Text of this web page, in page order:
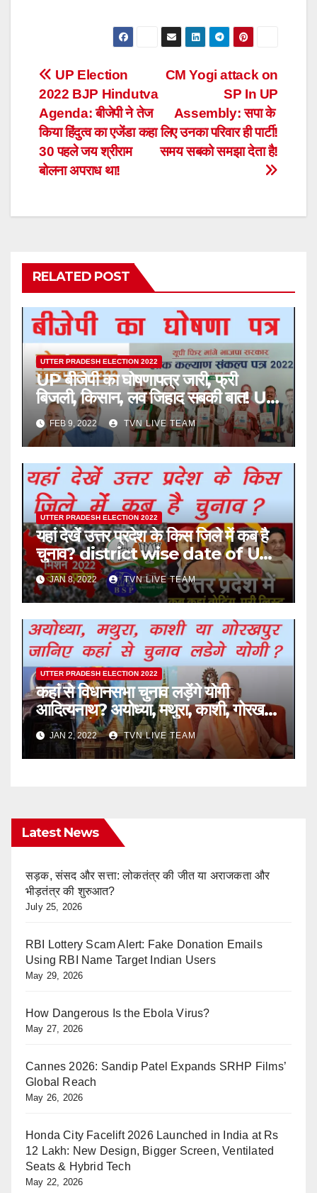
Post
navigation
CM Yogi attack on
SP In UP
Assembly: सपा के ​
लिए उनका परिवार ही पार्टी!
समय सबको समझा देता है!
UP Election
2022 BJP Hindutva
Agenda: बीजेपी ने तेज
किया हिंदुत्व का एजेंडा कहा
30 पहले जय श्रीराम
बोलना अपराध था!
RELATED POST
UTTER PRADESH ELECTION 2022
UP बीजेपी का घोषणापत्र जारी, फ्री
बिजली, किसान, लव जिहाद सबकी बात! UP
Election BJP Manifesto 2022
FEB 9, 2022 TVN LIVE TEAM
UTTER PRADESH ELECTION 2022
यहां देखें उत्तर प्रदेश के किस जिले में कब है
चुनाव? district wise date of UP
Assembly election 2022 in
hindi
JAN 8, 2022 TVN LIVE TEAM
UTTER PRADESH ELECTION 2022
कहां से विधानसभा चुनाव लड़ेंगे योगी
आदित्यनाथ? अयोध्या, मथुरा, काशी, गोरखपुर
या कहीं और?
JAN 2, 2022 TVN LIVE TEAM
Latest News
सड़क, संसद और सत्ता: लोकतंत्र की जीत या अराजकता और
भीड़तंत्र की शुरुआत?
July 25, 2026
RBI Lottery Scam Alert: Fake Donation Emails
Using RBI Name Target Indian Users
May 29, 2026
How Dangerous Is the Ebola Virus?
May 27, 2026
Cannes 2026: Sandip Patel Expands SRHP Films’
Global Reach
May 26, 2026
Honda City Facelift 2026 Launched in India at Rs
12 Lakh: New Design, Bigger Screen, Ventilated
Seats & Hybrid Tech
May 22, 2026